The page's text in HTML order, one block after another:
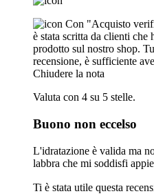
Con "Acquisto
è stata scritta da clienti che
prodotto sul nostro shop.
recensione, è sufficiente
Chiudere la nota
Valuta con 4 su 5 stelle.
Buono non eccelso
L'idratazione è valida ma
labbra che mi soddisfi
Ti è stata utile questa